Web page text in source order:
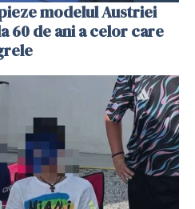
modelul Austriei
60 de ani a celor care